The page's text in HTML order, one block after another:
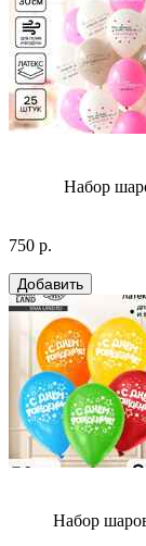
Набор
750 р.
Набор